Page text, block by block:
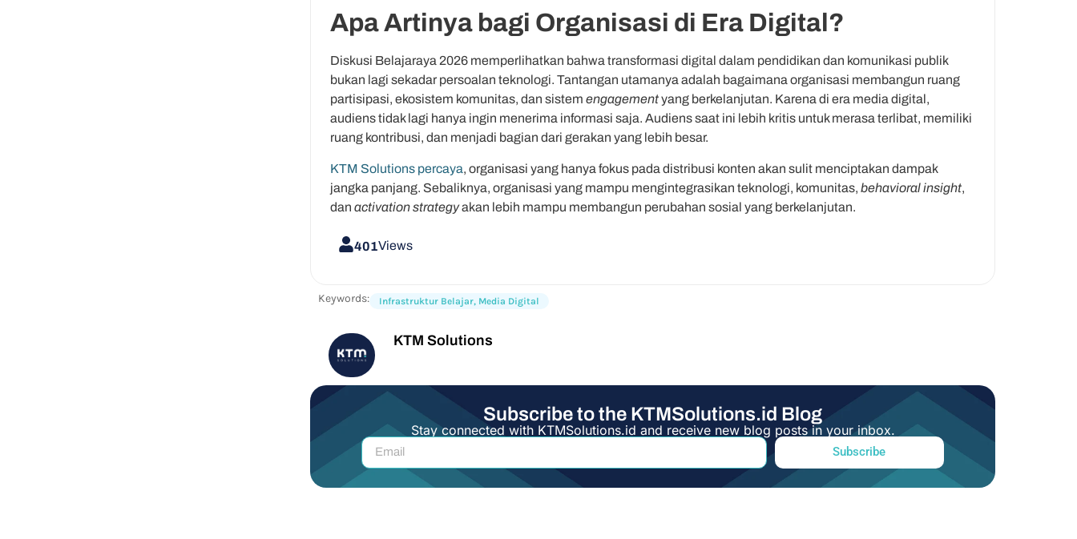
Apa Artinya bagi Organisasi di Era Digital?
Diskusi Belajaraya 2026 memperlihatkan bahwa transformasi digital dalam pendidikan dan komunikasi publik
bukan lagi sekadar persoalan teknologi. Tantangan utamanya adalah bagaimana organisasi membangun ruang
partisipasi, ekosistem komunitas, dan sistem engagementyang berkelanjutan. Karena di era media digital,
audiens tidak lagi hanya ingin menerima informasi saja. Audiens saat ini lebih kritis untuk merasa terlibat, memiliki
ruang kontribusi, dan menjadi bagian dari gerakan yang lebih besar.
KTM Solutions percaya, organisasi yang hanya fokus pada distribusi konten akan sulit menciptakan dampak
jangka panjang. Sebaliknya, organisasi yang mampu mengintegrasikan teknologi, komunitas, behavioral insight,
dan activation strategyakan lebih mampu membangun perubahan sosial yang berkelanjutan.
401Views
Keywords: Infrastruktur Belajar, Media Digital
KTM Solutions
Subscribe to the KTMSolutions.id Blog
Stay connected with KTMSolutions.id and receive new blog posts in your inbox.
Subscribe